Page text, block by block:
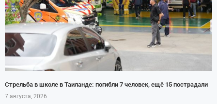
Стрельба в школе в Таиланде: погибли 7 человек, ещё 15 пострадали
7 августа, 2026